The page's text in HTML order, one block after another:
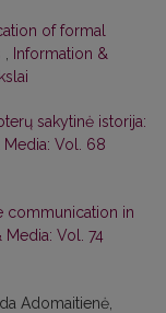
of formal
Information &
sakytinė istorija:
Media: Vol. 68
communication in
Media: Vol. 74
Adomaitienė,